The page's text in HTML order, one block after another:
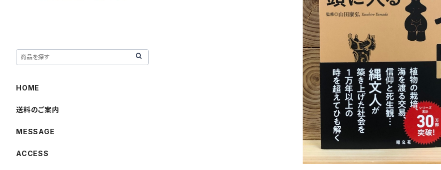
HOME
送料のご案内
MESSAGE
ACCESS